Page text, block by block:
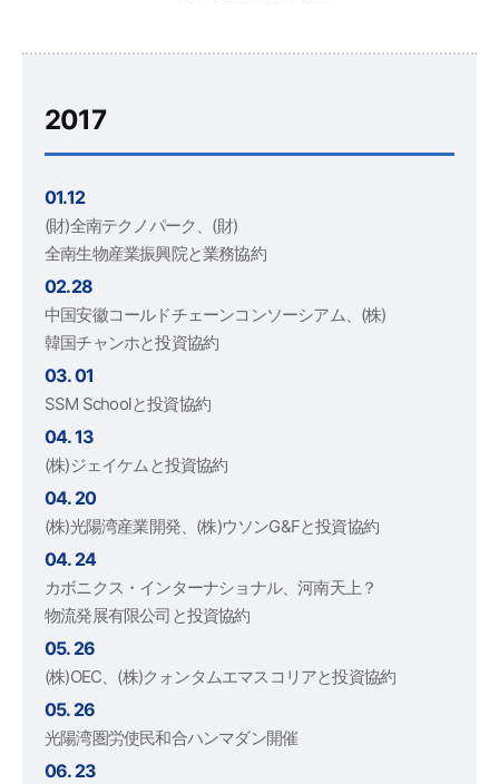
2017
01.12
(財)全南テクノパーク、(財)
全南生物産業振興院と業務協約
02.28
中国安徽コールドチェーンコンソーシアム、(株)
韓国チャンホと投資協約
03. 01
SSM Schoolと投資協約
04. 13
(株)ジェイケムと投資協約
04. 20
(株)光陽湾産業開発、(株)ウソンG&Fと投資協約
04. 24
カボニクス・インターナショナル、河南天上？
物流発展有限公司と投資協約
05. 26
(株)OEC、(株)クォンタムエマスコリアと投資協約
05. 26
光陽湾圏労使民和合ハンマダン開催
06. 23